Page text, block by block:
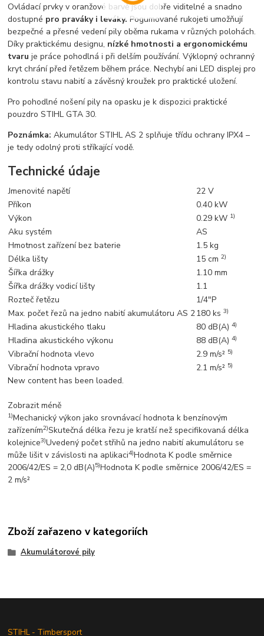
Ovládací prvky v oranžové barvě jsou dobře viditelné a snadno
dostupné pro praváky i leváky. Pogumované rukojeti umožňují
bezpečné a přesné vedení pily oběma rukama v různých polohách.
Díky praktickému designu, nízké hmotnosti a ergonomickému
tvaru je práce pohodlná i při delším používání. Výklopný ochranný
kryt chrání před řetězem během práce. Nechybí ani LED displej pro
kontrolu stavu nabití a závěsný kroužek pro praktické uložení.
Pro pohodlné nošení pily na opasku je k dispozici praktické
pouzdro STIHL GTA 30.
Poznámka: Akumulátor STIHL AS 2 splňuje třídu ochrany IPX4 –
je tedy odolný proti stříkající vodě.
Technické údaje
Jmenovité napětí
22 V
Příkon
0.40 kW
Výkon
0.29 kW 1)
Aku systém
AS
Hmotnost zařízení bez baterie
1.5 kg
Délka lišty
15 cm2)
Šířka drážky
1.10 mm
Šířka drážky vodicí lišty
1.1
Rozteč řetězu
1/4"P
Max. počet řezů na jedno nabití akumulátoru AS 2180 ks3)
Hladina akustického tlaku 80 dB(A)4)
Hladina akustického výkonu 88 dB(A)4)
Vibrační hodnota vlevo 2.9 m/s² 5)
Vibrační hodnota vpravo 2.1 m/s² 5)
New content has been loaded.
Zobrazit méně
1)Mechanický výkon jako srovnávací hodnota k benzínovým
zařízením2)Skutečná délka řezu je kratší než specifikovaná délka
kolejnice3)Uvedený počet střihů na jedno nabití akumulátoru se
může lišit v závislosti na aplikaci4)Hodnota K podle směrnice
2006/42/ES = 2,0 dB(A)5)Hodnota K podle směrnice 2006/42/ES =
2 m/s²
Zboží zařazeno v kategoriích
Akumulátorové pily
STIHL - Timbersport